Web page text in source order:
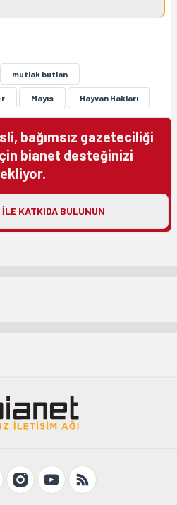
mutlak butlan
Mayıs Hayvan Hakları
bağımsız gazeteciliği
bianet desteğinizi
ILE KATKIDA BULUNUN